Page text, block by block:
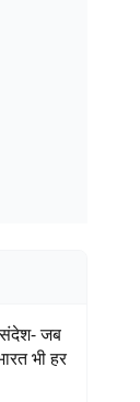
संदेश- जब
भी हर